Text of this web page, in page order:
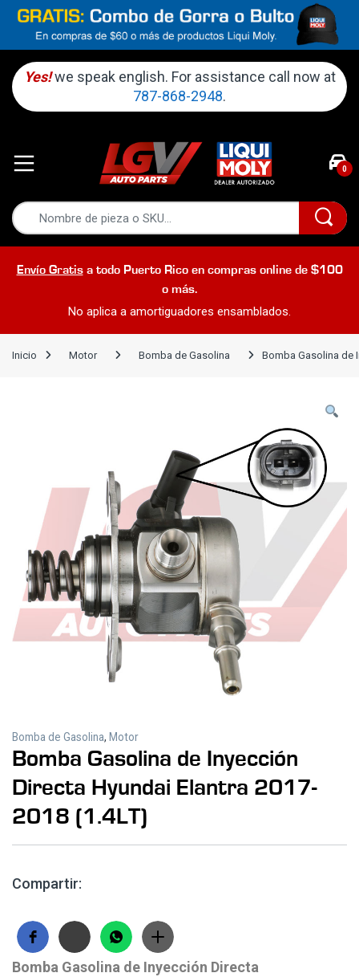
Yes! we speak english. For assistance call now at
787-868-2948.
0
Envío Gratisa todo Puerto Rico en compras online de $100
o más.
No aplica a amortiguadores ensamblados.
Inicio Motor Bomba de Gasolina Bomba Gasolina de
Bomba de Gasolina, Motor
Bomba Gasolina de Inyección
Directa Hyundai Elantra 2017-
2018 (1.4LT)
Compartir:
Bomba Gasolina de Inyección Directa